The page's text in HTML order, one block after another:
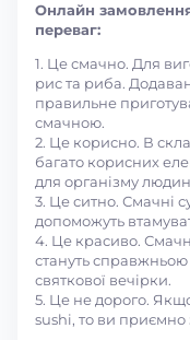
Онлайн
переваг:
1. Це смачно. Для
рис та риба.
правильне
смачною.
2. Це корисно. В
багато корисних
для організму
3. Це ситно. Смачні
допоможуть
4. Це красиво.
стануть справжньою
святкової вечірки.
5. Це не дорого.
sushi, то ви приємно